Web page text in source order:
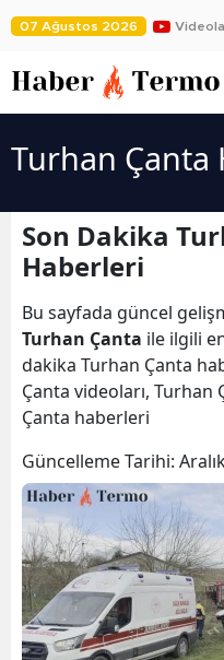
07 Ağustos 2026
Turhan Çanta
Son Dakika
Haberleri
Bu sayfada güncel
Turhan Çanta ile ilgili
dakika Turhan Çanta
Çanta videoları,
Çanta haberleri
Güncelleme Tarihi: